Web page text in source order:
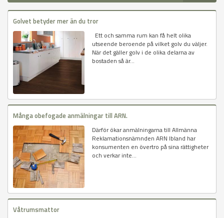
Golvet betyder mer än du tror
Ett och samma rum kan få helt olika
utseende beroende på vilket golv du väljer.
När det gäller golv i de olika delarna av
bostaden så är...
Många obefogade anmälningar till ARN.
Därför ökar anmälningarna till Allmänna
Reklamationsnämnden ARN Ibland har
konsumenten en övertro på sina rättigheter
och verkar inte...
Våtrumsmattor